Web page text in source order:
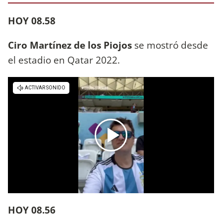
HOY 08.58
Ciro Martínez de los Piojos se mostró desde
el estadio en Qatar 2022.
HOY 08.56